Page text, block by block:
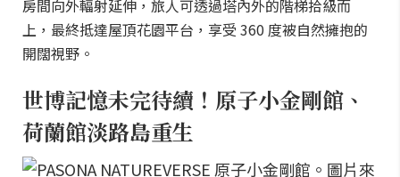
房間向外輻射延伸，旅人可透過塔內外的階梯拾級而
上，最終抵達屋頂花園平台，享受 360 度被自然擁抱的
開闊視野。
世博記憶未完待續！原子小金剛館、
荷蘭館淡路島重生